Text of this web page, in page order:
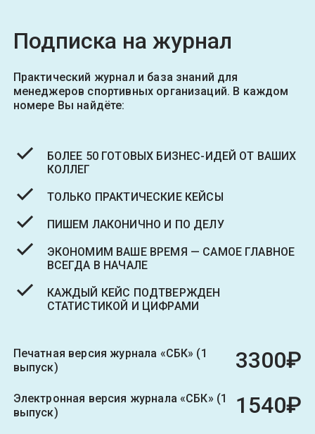
Подписка на журнал
Практический журнал и база знаний для
менеджеров спортивных организаций. В каждом
номере Вы найдёте:
БОЛЕЕ 50 ГОТОВЫХ БИЗНЕС-ИДЕЙ ОТ ВАШИХ
КОЛЛЕГ
ТОЛЬКО ПРАКТИЧЕСКИЕ КЕЙСЫ
ПИШЕМ ЛАКОНИЧНО И ПО ДЕЛУ
ЭКОНОМИМ ВАШЕ ВРЕМЯ — САМОЕ ГЛАВНОЕ
ВСЕГДА В НАЧАЛЕ
КАЖДЫЙ КЕЙС ПОДТВЕРЖДЕН
СТАТИСТИКОЙ И ЦИФРАМИ
Печатная версия журнала «СБК» (1
выпуск)
3300₽
Электронная версия журнала «СБК» (1
выпуск)
1540₽